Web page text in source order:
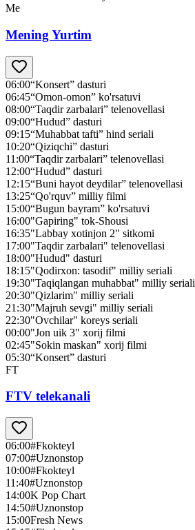
Me
Mening Yurtim
06:00“Konsert” dasturi
06:45“Omon-omon” ko'rsatuvi
08:00“Taqdir zarbalari” telenovellasi
09:00“Hudud” dasturi
09:15“Muhabbat tafti” hind seriali
10:20“Qiziqchi” dasturi
11:00“Taqdir zarbalari” telenovellasi
12:00“Hudud” dasturi
12:15“Buni hayot deydilar” telenovellasi
13:25“Qo'rquv” milliy filmi
15:00“Bugun bayram” ko'rsatuvi
16:00"Gapiring" tok-Shousi
16:35"Labbay xotinjon 2" sitkomi
17:00"Taqdir zarbalari" telenovellasi
18:00"Hudud" dasturi
18:15"Qodirxon: tasodif" milliy seriali
19:30"Taqiqlangan muhabbat" milliy seriali
20:30"Qizlarim" milliy seriali
21:30"Majruh sevgi" milliy seriali
22:30"Ovchilar" koreys seriali
00:00"Jon uik 3" xorij filmi
02:45"Sokin maskan" xorij filmi
05:30“Konsert” dasturi
FT
FTV telekanali
06:00#Fkokteyl
07:00#Uznonstop
10:00#Fkokteyl
11:40#Uznonstop
14:00K Pop Chart
14:50#Uznonstop
15:00Fresh News